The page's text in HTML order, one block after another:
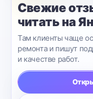
Свежие
читать на
Там клиенты чаще
ремонта и пишут
и качестве работ.